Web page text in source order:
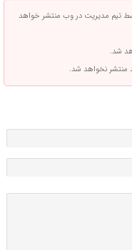
تیم مدیریت در وب منتشر خواهد
شد.
منتشر نخواهد شد.